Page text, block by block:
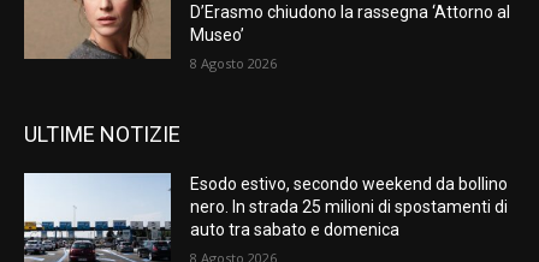
D’Erasmo chiudono la rassegna ‘Attorno al
Museo’
8 Agosto 2026
ULTIME NOTIZIE
Esodo estivo, secondo weekend da bollino
nero. In strada 25 milioni di spostamenti di
auto tra sabato e domenica
8 Agosto 2026